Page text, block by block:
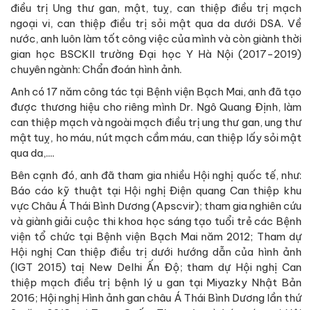
điều trị Ung thư gan, mật, tuỵ, can thiệp điều trị mạch
ngoại vi, can thiệp điều trị sỏi mật qua da dưới DSA. Về
nước, anh luôn làm tốt công việc của mình và còn giành thời
gian học BSCKII trường Đại học Y Hà Nội (2017-2019)
chuyên ngành: Chẩn đoán hình ảnh.
Anh có 17 năm công tác tại Bệnh viện Bạch Mai, anh đã tạo
được thương hiệu cho riêng mình Dr. Ngô Quang Định, làm
can thiệp mạch và ngoài mạch điều trị ung thư gan, ung thư
mật tuỵ, ho máu, nút mạch cầm máu, can thiệp lấy sỏi mật
qua da,....
Bên cạnh đó, anh đã tham gia nhiều Hội nghị quốc tế, như:
Báo cáo kỹ thuật tại Hội nghị Điện quang Can thiệp khu
vực Châu Á Thái Bình Dương (Apscvir); tham gia nghiên cứu
và giành giải cuộc thi khoa học sáng tạo tuổi trẻ các Bệnh
viện tổ chức tại Bệnh viện Bạch Mai năm 2012; Tham dự
Hội nghị Can thiệp điều trị dưới hướng dẫn của hình ảnh
(IGT 2015) taị New Delhi Ấn Độ; tham dự Hội nghị Can
thiệp mạch điều trị bệnh lý u gan tại Miyazky Nhật Bản
2016; Hội nghị Hình ảnh gan châu Á Thái Bình Dương lần thứ